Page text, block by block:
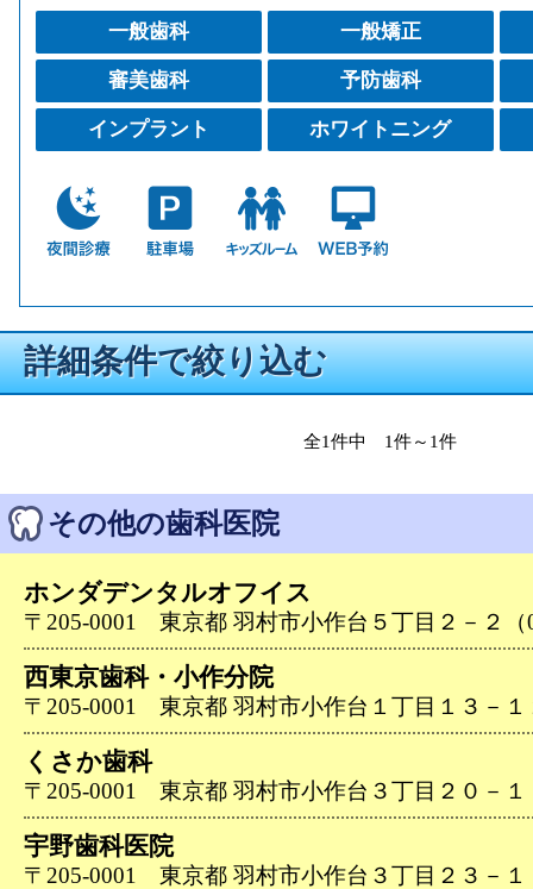
一般歯科 一般矯正
審美歯科 予防歯科
インプラント ホワイトニング
詳細条件で絞り込む
全1件中 1件～1件
その他の歯科医院
ホンダデンタルオフイス
〒205-0001 東京都 羽村市小作台５丁目２－２（
西東京歯科・小作分院
〒205-0001 東京都 羽村市小作台１丁目１３－１
くさか歯科
〒205-0001 東京都 羽村市小作台３丁目２０－１
宇野歯科医院
〒205-0001 東京都 羽村市小作台３丁目２３－１